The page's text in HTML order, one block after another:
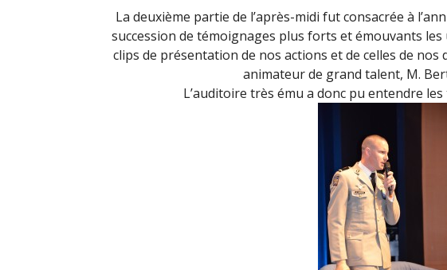
La deuxième partie de l’après-midi fut consacrée à
succession de témoignages plus forts et émouvants
clips de présentation de nos actions et de celles de
animateur de grand talent, M.
L’auditoire très ému a donc pu entendre